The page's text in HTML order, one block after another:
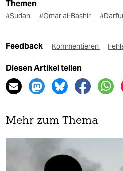
Themen
#Sudan #Omar al-Bashir
Feedback Kommentieren
Diesen Artikel teilen
Mehr zum Thema